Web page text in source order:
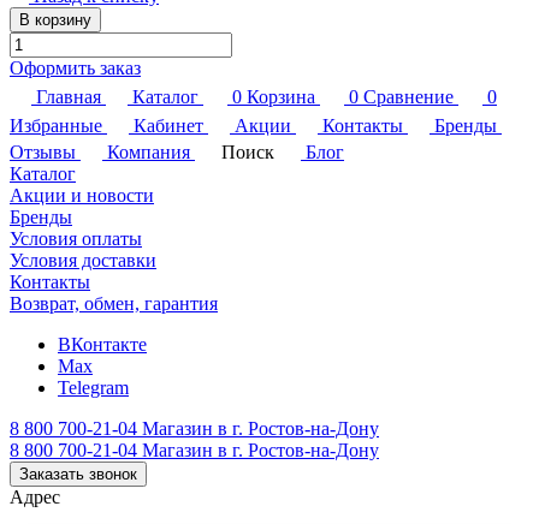
В корзину
Оформить заказ
Главная
Каталог 0 Корзина 0 Сравнение
0
Избранные
Кабинет Акции Контакты
Бренды
Отзывы
Компания Поиск
Блог
Каталог
Акции и новости
Бренды
Условия оплаты
Условия доставки
Контакты
Возврат, обмен, гарантия
ВКонтакте
Max
Telegram
8 800 700-21-04 Магазин в г. Ростов-на-Дону
8 800 700-21-04 Магазин в г. Ростов-на-Дону
Заказать звонок
Адрес